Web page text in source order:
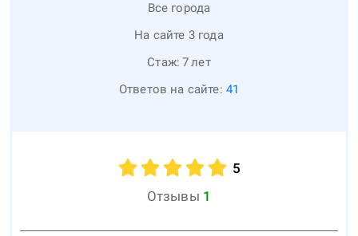
Все города
На сайте 3 года
Стаж: 7лет
Ответов на сайте: 41
5
Отзывы 1